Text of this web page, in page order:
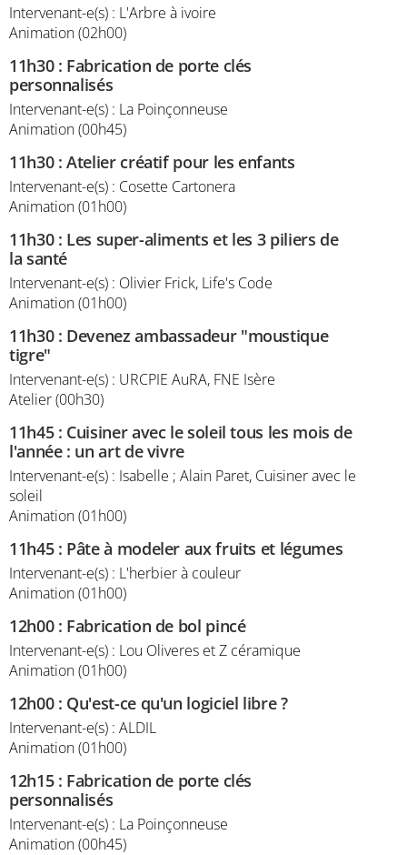
Intervenant-e(s) : L'Arbre à ivoire
Animation (02h00)
11h30: Fabrication de porte clés
personnalisés
Intervenant-e(s) : La Poinçonneuse
Animation (00h45)
11h30:Atelier créatif pour les enfants
Intervenant-e(s) : Cosette Cartonera
Animation (01h00)
11h30: Les super-aliments et les 3 piliers de
la santé
Intervenant-e(s) : Olivier Frick, Life's Code
Animation (01h00)
11h30: Devenez ambassadeur "moustique
tigre"
Intervenant-e(s) : URCPIE AuRA, FNE Isère
Atelier (00h30)
11h45: Cuisiner avec le soleil tous les mois de
l'année : un art de vivre
Intervenant-e(s) : Isabelle ; Alain Paret, Cuisiner avec le
soleil
Animation (01h00)
11h45: Pâte à modeler aux fruits et légumes
Intervenant-e(s) : L'herbier à couleur
Animation (01h00)
12h00: Fabrication de bol pincé
Intervenant-e(s) : Lou Oliveres et Z céramique
Animation (01h00)
12h00: Qu'est-ce qu'un logiciel libre ?
Intervenant-e(s) : ALDIL
Animation (01h00)
12h15: Fabrication de porte clés
personnalisés
Intervenant-e(s) : La Poinçonneuse
Animation (00h45)